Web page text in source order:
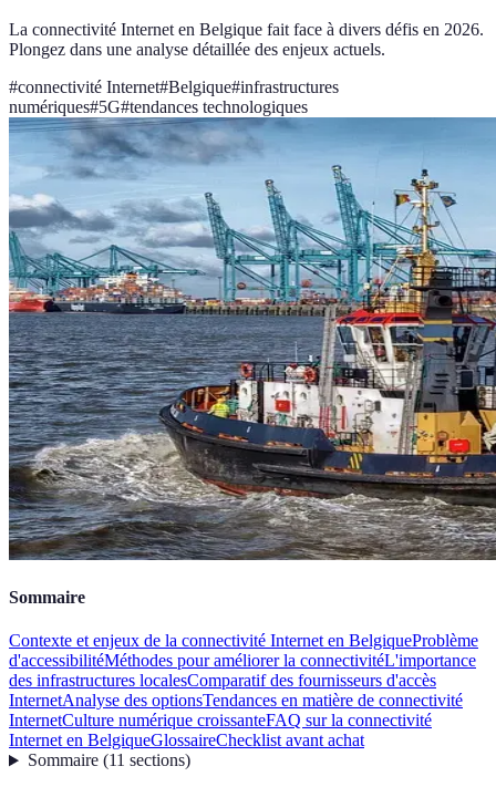
La connectivité Internet en Belgique fait face à divers défis en 2026.
Plongez dans une analyse détaillée des enjeux actuels.
#connectivité Internet#Belgique#infrastructures
numériques#5G#tendances technologiques
Sommaire
Contexte et enjeux de la connectivité Internet en BelgiqueProblème
d'accessibilitéMéthodes pour améliorer la connectivitéL'importance
des infrastructures localesComparatif des fournisseurs d'accès
InternetAnalyse des optionsTendances en matière de connectivité
InternetCulture numérique croissanteFAQ sur la connectivité
Internet en BelgiqueGlossaireChecklist avant achat
Sommaire(11 sections)